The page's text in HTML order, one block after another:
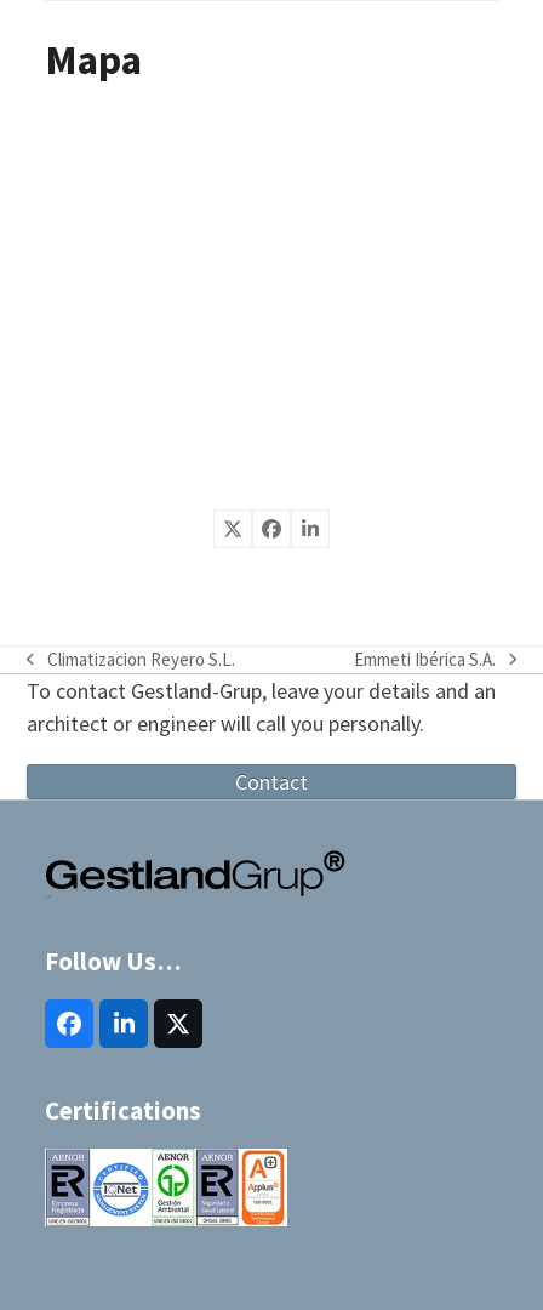
Mapa
previous
post:
Climatizacion Reyero S.L.
next
post:
Emmeti Ibérica S.A.
To contact Gestland-Grup, leave your details and an
architect or engineer will call you personally.
Contact
Follow Us…
FacebookLinkedInTwitter
(deprecated)
Certifications